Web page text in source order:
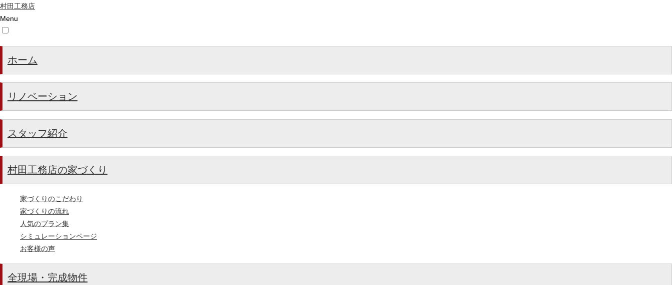
村田工務店
Menu
ホーム
リノベーション
スタッフ紹介
村田工務店の家づくり
家づくりのこだわり
家づくりの流れ
人気のプラン集
シミュレーションページ
お客様の声
全現場・完成物件